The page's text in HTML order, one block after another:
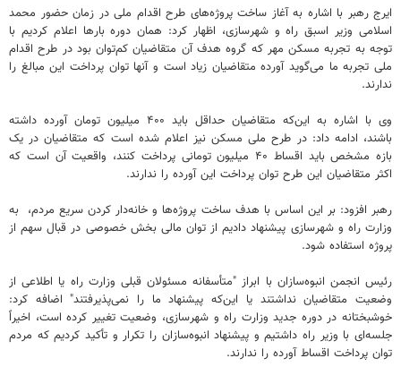
ایرج رهبر با اشاره به آغاز ساخت پروژه‌های طرح اقدام ملی در زمان حضور محمد
اسلامی وزیر اسبق راه و شهرسازی، اظهار کرد: همان دوره بارها اعلام کردیم با
توجه به تجربه مسکن مهر که گروه هدف آن متقاضیان کم‌توان بود در طرح اقدام
ملی تجربه ما می‌گوید آورده متقاضیان زیاد است و آنها توان پرداخت این مبالغ را
ندارند.
وی با اشاره به این‌که متقاضیان حداقل باید ۴۰۰ میلیون تومان آورده داشته
باشند، ادامه داد: در طرح ملی مسکن نیز اعلام شده است که متقاضیان در یک
بازه مشخص باید اقساط ۴۰ میلیون تومانی پرداخت کنند، واقعیت آن است که
اکثر متقاضیان این طرح توان پرداخت این آورده را ندارند.
رهبر افزود: بر این اساس با هدف ساخت پروژه‌ها و خانه‌دار کردن سریع مردم، ‌ به
وزارت راه و شهرسازی پیشنهاد دادیم از توان مالی بخش خصوصی در قبال سهم از
پروژه استفاده شود.
رئیس انجمن انبوه‌سازان با ابراز "متأسفانه مسئولان قبلی وزارت راه یا اطلاعی از
وضعیت متقاضیان نداشتند یا این‌که پیشنهاد ما را نمی‌پذیرفتند" اضافه کرد:
خوشبختانه در دوره جدید وزارت راه و شهرسازی، وضعیت تغییر کرده است، اخیراً
جلسه‌ای با وزیر راه داشتیم و پیشنهاد انبوه‌سازان را تکرار و تأکید کردیم که مردم
توان پرداخت اقساط آورده را ندارند.